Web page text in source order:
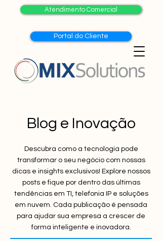
Atendimento Comercial
Portal do Cliente
Blog e Inovação
Descubra como a tecnologia pode
transformar o seu negócio com nossas
dicas e insights exclusivos! Explore nossos
posts e fique por dentro das últimas
tendências em TI, telefonia IP e soluções
em nuvem. Cada publicação é pensada
para ajudar sua empresa a crescer de
forma inteligente e inovadora.